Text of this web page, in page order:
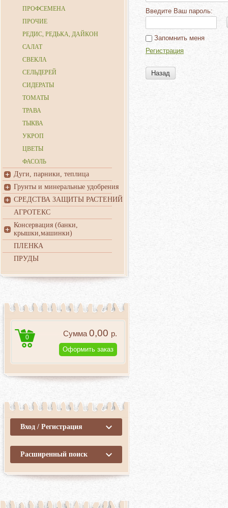
ПРОФСЕМЕНА
ПРОЧИЕ
РЕДИС, РЕДЬКА, ДАЙКОН
САЛАТ
СВЕКЛА
СЕЛЬДЕРЕЙ
СИДЕРАТЫ
ТОМАТЫ
ТРАВА
ТЫКВА
УКРОП
ЦВЕТЫ
ФАСОЛЬ
Дуги, парники, теплица
Грунты и минеральные удобрения
СРЕДСТВА ЗАЩИТЫ РАСТЕНИЙ
АГРОТЕКС
Консервация (банки,
крышки,машинки)
ПЛЕНКА
ПРУДЫ
0 Сумма 0,00 р.
Оформить заказ
Вход / Регистрация
Расширенный поиск
Введите Ваш пароль:
Запомнить меня
Регистрация
Назад